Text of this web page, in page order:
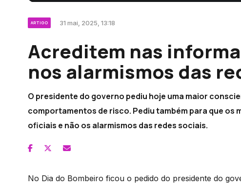
ARTIGO 31 mai, 2025, 13:18
Acreditem nas
nos alarmismos das
O presidente do governo pediu hoje uma maior
comportamentos de risco. Pediu também para que os
oficiais e não os alarmismos das redes sociais.
No Dia do Bombeiro ficou o pedido do presidente do